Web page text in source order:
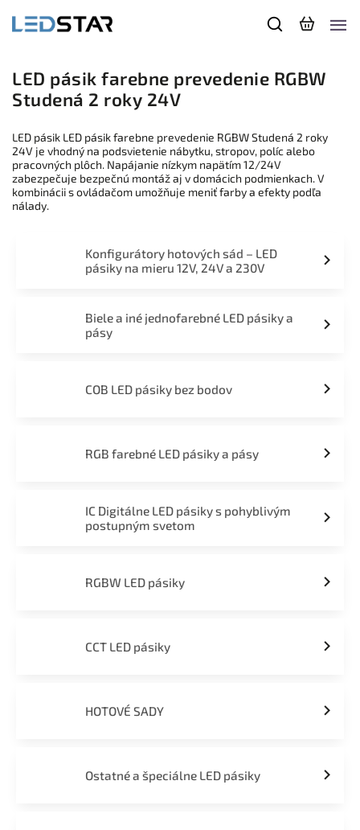
LED pásik farebne prevedenie RGBW
Studená 2 roky 24V
LED pásik LED pásik farebne prevedenie RGBW Studená 2 roky
24V je vhodný na podsvietenie nábytku, stropov, políc alebo
pracovných plôch. Napájanie nízkym napätím 12/24V
zabezpečuje bezpečnú montáž aj v domácich podmienkach. V
kombinácii s ovládačom umožňuje meniť farby a efekty podľa
nálady.
Konfigurátory hotových sád – LED
pásiky na mieru 12V, 24V a 230V
Biele a iné jednofarebné LED pásiky a
pásy
COB LED pásiky bez bodov
RGB farebné LED pásiky a pásy
IC Digitálne LED pásiky s pohyblivým
postupným svetom
RGBW LED pásiky
CCT LED pásiky
HOTOVÉ SADY
Ostatné a špeciálne LED pásiky